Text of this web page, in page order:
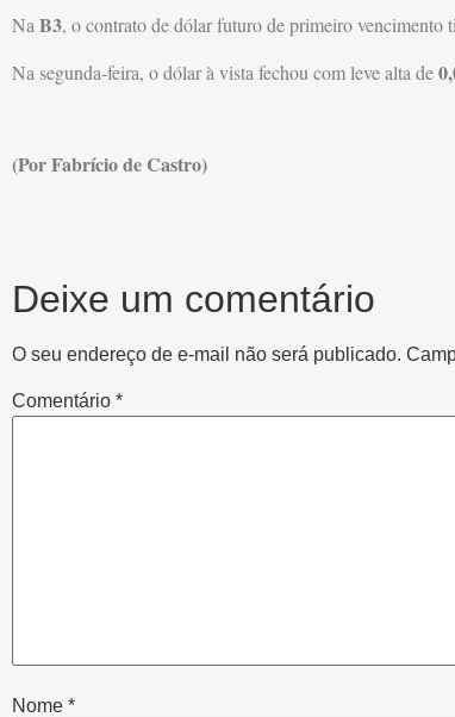
Na B3, o contrato de dólar futuro de primeiro vencimento
Na segunda-feira, o dólar à vista fechou com leve alta de
(Por Fabrício de Castro)
Deixe um comentário
O seu endereço de e-mail não será publicado.
Comentário *
Nome *